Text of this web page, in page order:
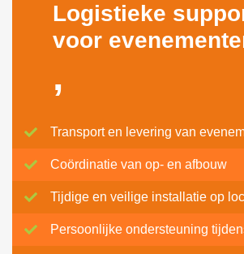
Logistieke
voor
,
Transport en levering van
Coördinatie van op- en afbouw
Tijdige en veilige installatie op
Persoonlijke ondersteuning